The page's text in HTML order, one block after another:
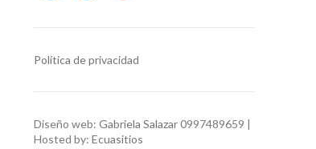
Política de privacidad
Diseño web: Gabriela Salazar0997489659 |
Hosted by: Ecuasitios